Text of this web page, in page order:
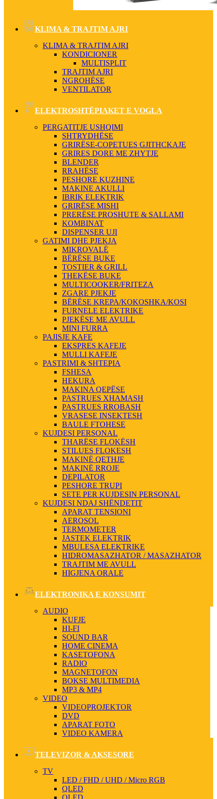
KLIMA & TRAJTIM AJRI
KLIMA & TRAJTIM AJRI
KONDICIONER
MULTISPLIT
TRAJTIM AJRI
NGROHËSE
VENTILATOR
ELEKTROSHTËPIAKET E VOGLA
PERGATITJE USHQIMI
SHTRYDHËSE
GRIRËSE-COPETUES GJITHCKAJE
GRIRES DORE ME ZHYTJE
BLENDER
RRAHËSE
PESHORE KUZHINE
MAKINE AKULLI
IBRIK ELEKTRIK
GRIRËSE MISHI
PRERËSE PROSHUTE & SALLAMI
KOMBINAT
DISPENSER UJI
GATIMI DHE PJEKJA
MIKROVALË
BËRËSE BUKE
TOSTIER & GRILL
THEKËSE BUKE
MULTICOOKER/FRITEZA
ZGARE PJEKJE
BËRËSE KREPA/KOKOSHKA/KOSI
FURNELE ELEKTRIKE
PJEKËSE ME AVULL
MINI FURRA
PAJISJE KAFE
EKSPRES KAFEJE
MULLI KAFEJE
PASTRIMI & SHTEPIA
FSHESA
HEKURA
MAKINA QEPËSE
PASTRUES XHAMASH
PASTRUES RROBASH
VRASESE INSEKTESH
BAULE FTOHESE
KUJDESI PERSONAL
THARËSE FLOKËSH
STILUES FLOKESH
MAKINË QETHJE
MAKINË RROJE
DEPILATOR
PESHORE TRUPI
SETE PER KUJDESIN PERSONAL
KUJDESI NDAJ SHËNDETIT
APARAT TENSIONI
AEROSOL
TERMOMETER
JASTEK ELEKTRIK
MBULESA ELEKTRIKE
HIDROMASAZHATOR / MASAZHATOR
TRAJTIM ME AVULL
HIGJENA ORALE
ELEKTRONIKA E KONSUMIT
AUDIO
KUFJE
HI-FI
SOUND BAR
HOME CINEMA
KASETOFONA
RADIO
MAGNETOFON
BOKSE MULTIMEDIA
MP3 & MP4
VIDEO
VIDEOPROJEKTOR
DVD
APARAT FOTO
VIDEO KAMERA
TELEVIZOR & AKSESORE
TV
LED / FHD / UHD / Micro RGB
QLED
OLED